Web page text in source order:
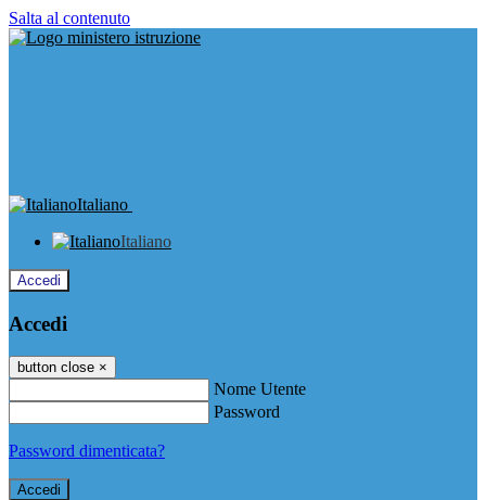
Salta al contenuto
Italiano
Italiano
Accedi
Accedi
button close ×
Nome Utente
Password
Password dimenticata?